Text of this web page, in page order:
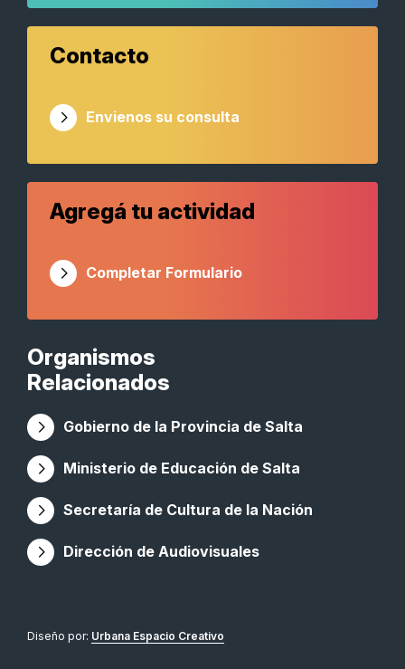
Organismos
Relacionados
Gobierno de la Provincia de Salta
Ministerio de Educación de Salta
Secretaría de Cultura de la Nación
Dirección de Audiovisuales
Contacto
Envienos su consulta
Agregá tu actividad
Completar Formulario
Diseño por: Urbana Espacio Creativo